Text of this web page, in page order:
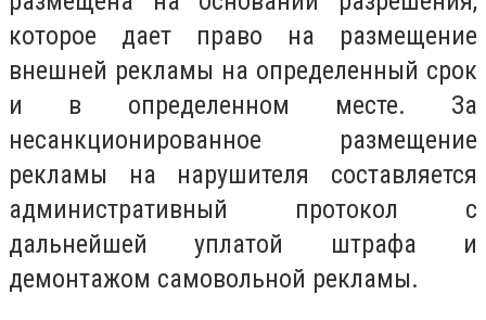
которое дает право на размещение
внешней рекламы на определенный срок
и в определенном месте. За
несанкционированное размещение
рекламы на нарушителя составляется
административный протокол с
дальнейшей уплатой штрафа и
демонтажом самовольной рекламы.